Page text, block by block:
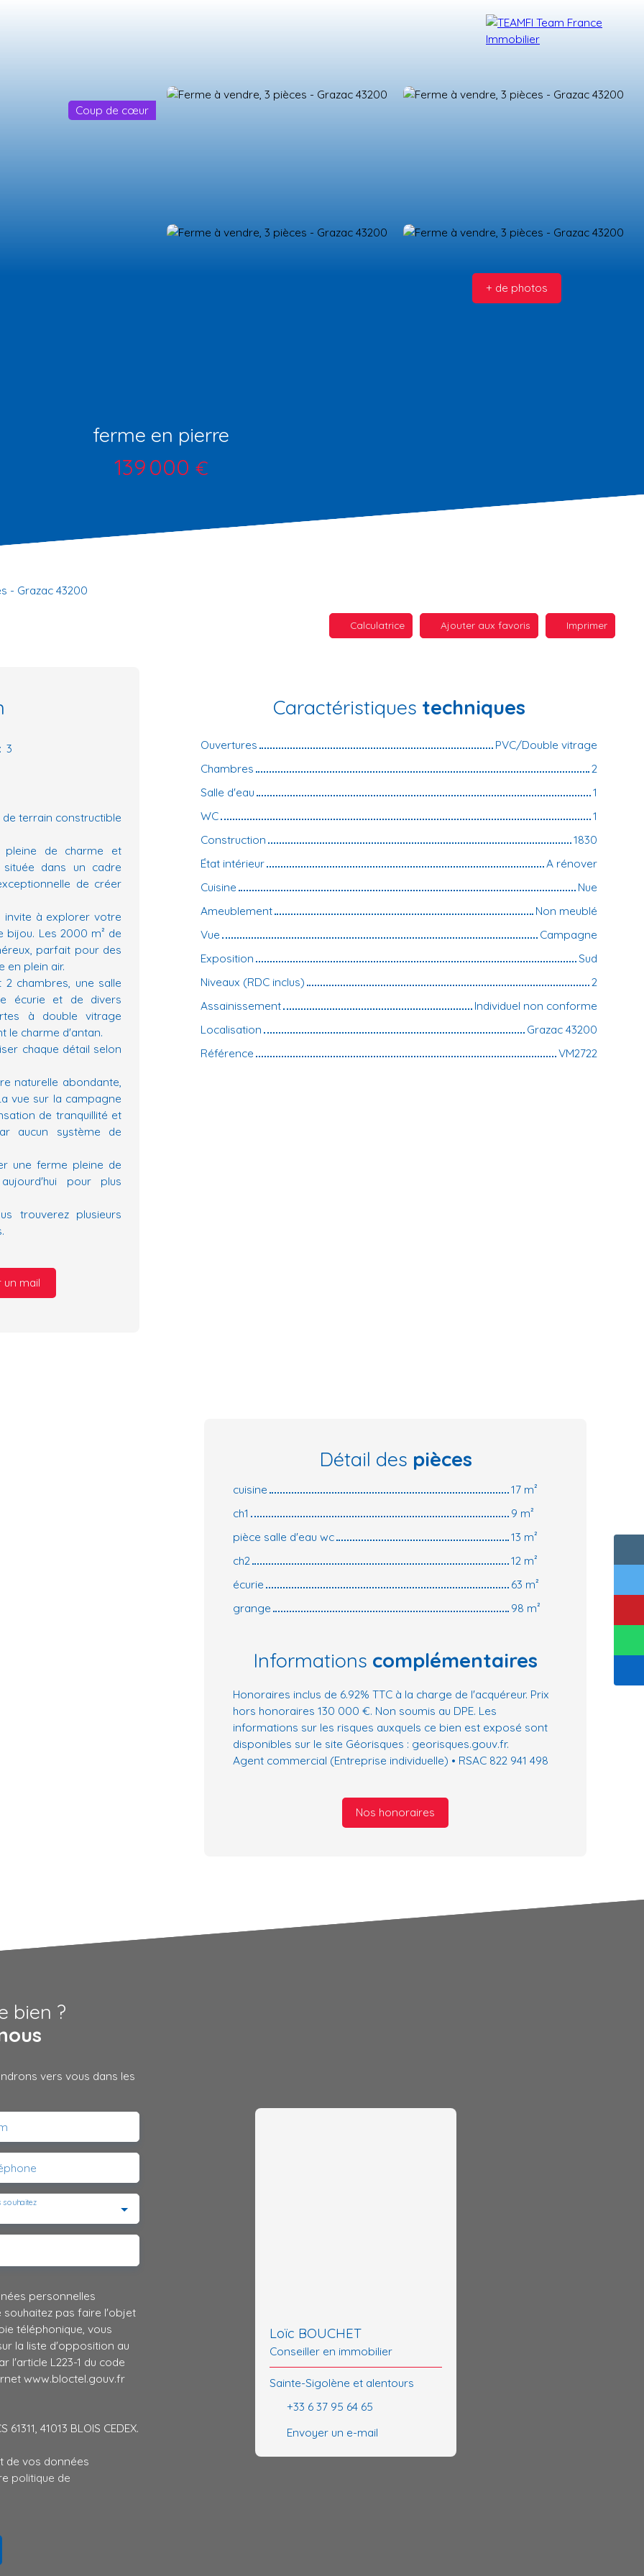
VENDRE LA TEAM RECRUTEMENT TÉMOIGNAGES NOS FORMATIONS BLOG CONTACT
Coup de cœur
+ de photos
ferme en pierre
139 000 €
- Grazac 43200
Calculatrice Ajouter aux favoris Imprimer
3
de terrain constructible
pleine de charme et
dans un cadre
de créer
invite à explorer votre
Les 2000 m² de
parfait pour des
en plein air.
chambres, une salle
écurie et de divers
à double vitrage
le charme d'antan.
chaque détail selon
naturelle abondante,
vue sur la campagne
de tranquillité et
aucun système de
une ferme pleine de
pour plus
trouverez plusieurs
un mail
Caractéristiques techniques
Ouvertures
PVC/Double vitrage
Chambres
2
Salle d'eau
1
WC
1
Construction
1830
État intérieur
A rénover
Cuisine
Nue
Ameublement
Non meublé
Vue
Campagne
Exposition
Sud
Niveaux (RDC inclus)
2
Assainissement
Individuel non conforme
Localisation
Grazac 43200
Référence
VM2722
Détail des pièces
cuisine
17 m²
ch1
9 m²
pièce salle d'eau wc
13 m²
ch2
12 m²
écurie
63 m²
grange
98 m²
Informations complémentaires
Honoraires inclus de 6.92% TTC à la charge de l'acquéreur. Prix
hors honoraires 130 000 €. Non soumis au DPE. Les
informations sur les risques auxquels ce bien est exposé sont
disponibles sur le site Géorisques : georisques.gouv.fr.
Agent commercial (Entreprise individuelle) • RSAC 822 941 498
Nos honoraires
bien ?
vers vous dans les
souhaitez
personnelles
souhaitez pas faire l'objet
téléphonique, vous
la liste d'opposition au
l'article L223-1 du code
www.bloctel.gouv.fr
41013 BLOIS CEDEX.
de vos données
politique de
Loïc BOUCHET
Conseiller en immobilier
Sainte-Sigolène et alentours
+33 6 37 95 64 65
Envoyer un e-mail